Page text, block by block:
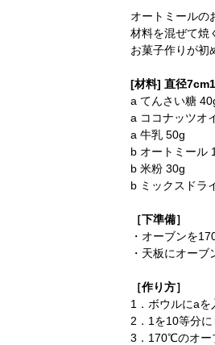
オートミールの
材料を混ぜて焼
お菓子作りが初
[材料] 直径
a てんさい糖
a ココナッツオ
a 牛乳 50g
b オートミール
b 米粉 30g
b ミックスドラ
［下準備］
・オーブンを
・天板にオーブ
［作り方］
1．ボウルにaを
2．1を10等分に
3．170℃のオー